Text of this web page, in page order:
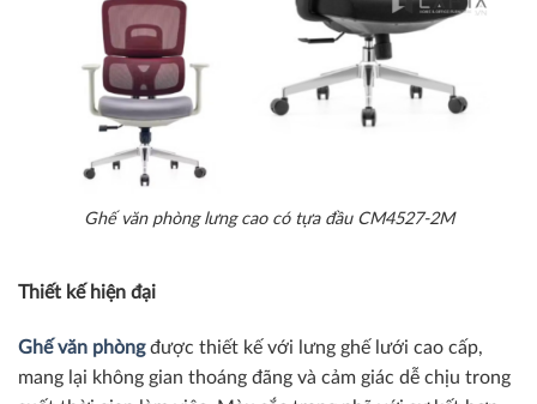
Ghế văn phòng lưng cao có tựa đầu CM4527-2M
Thiết kế hiện đại
Ghế văn phòngđược thiết kế với lưng ghế lưới cao cấp,
mang lại không gian thoáng đãng và cảm giác dễ chịu trong